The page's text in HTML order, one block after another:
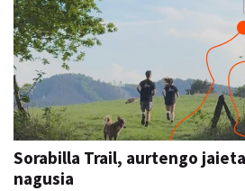
Sorabilla Trail, aurtengo
nagusia